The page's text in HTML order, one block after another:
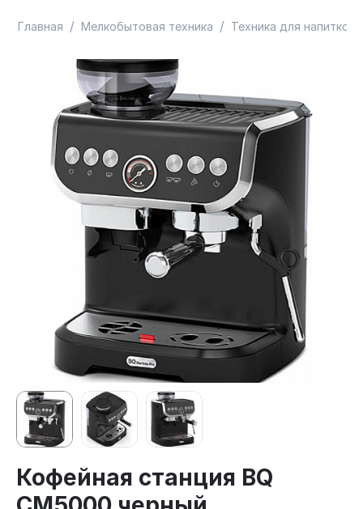
Главная / Мелкобытовая техника / Техника для напитков
Кофейная станция BQ